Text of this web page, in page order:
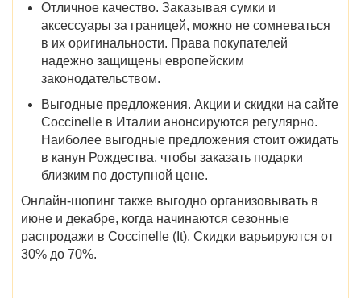
Отличное качество. Заказывая сумки и
аксессуары за границей, можно не сомневаться
в их оригинальности. Права покупателей
надежно защищены европейским
законодательством.
Выгодные предложения. Акции и скидки на сайте
Coccinelle в Италии анонсируются регулярно.
Наиболее выгодные предложения стоит ожидать
в канун Рождества, чтобы заказать подарки
близким по доступной цене.
Онлайн-шопинг также выгодно организовывать в
июне и декабре, когда начинаются сезонные
распродажи в Coccinelle (It). Скидки варьируются от
30% до 70%.